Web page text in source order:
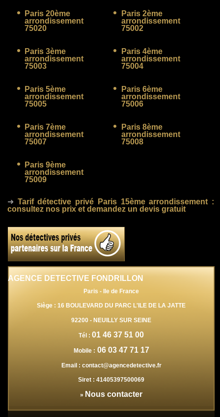
Paris 20ème
arrondissement
75020
Paris 2ème
arrondissement
75002
Paris 3ème
arrondissement
75003
Paris 4ème
arrondissement
75004
Paris 5ème
arrondissement
75005
Paris 6ème
arrondissement
75006
Paris 7ème
arrondissement
75007
Paris 8ème
arrondissement
75008
Paris 9ème
arrondissement
75009
➜ Tarif détective privé Paris 15ème arrondissement :
consultez nos prix et demandez un devis gratuit
AGENCE DETECTIVE FONDRILLON
Paris - Ile de France
Siège : 16 BOULEVARD DU PARC L'ILE DE LA JATTE
92200 -NEUILLY SUR SEINE
Tél : 01 46 37 51 00
Mobile : 06 03 47 71 17
Email : contact@agencedetective.fr
Siret : 41405397500069
» Nous contacter